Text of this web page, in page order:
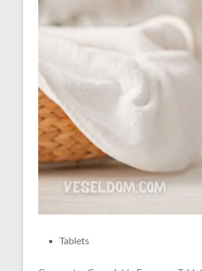
Tablets